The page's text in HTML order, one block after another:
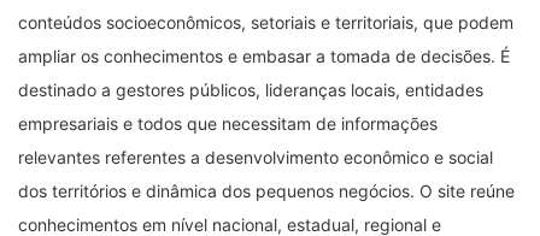
conteúdos socioeconômicos, setoriais e territoriais, que podem
ampliar os conhecimentos e embasar a tomada de decisões. É
destinado a gestores públicos, lideranças locais, entidades
empresariais e todos que necessitam de informações
relevantes referentes a desenvolvimento econômico e social
dos territórios e dinâmica dos pequenos negócios. O site reúne
conhecimentos em nível nacional, estadual, regional e